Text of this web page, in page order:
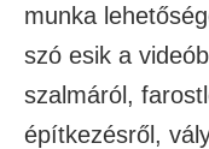
munka
szó esik a
szalmáról,
építkezésről,